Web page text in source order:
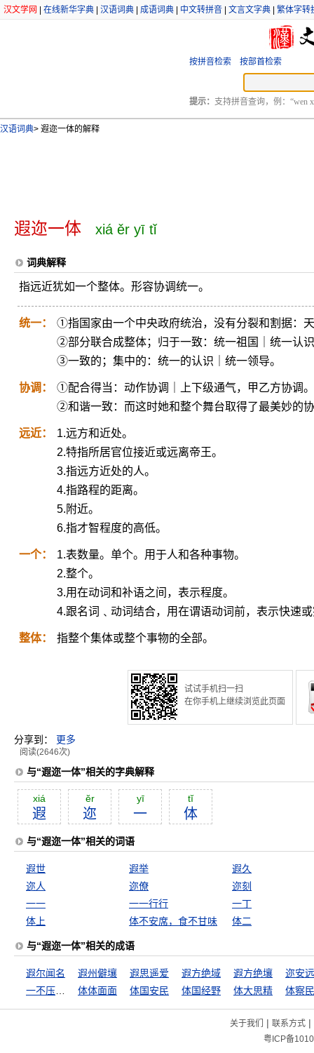
汉文学网 在线新华字典 汉语词典 成语词典 中文转拼音 文言文字典 繁体字转
按拼音检索 按部首检索
提示： 支持拼音查询，例：“wen
汉语词典> 遐迩一体的解释
遐迩一体 xiá ěr yī tǐ
词典解释
指远近犹如一个整体。形容协调统一。
统一：
①指国家由一个中央政府统治，没有分裂和割据：
②部分联合成整体；归于一致：统一祖国｜统一认
③一致的；集中的：统一的认识｜统一领导。
协调：
①配合得当：动作协调｜上下级通气，甲乙方协调。
②和谐一致：而这时她和整个舞台取得了最美妙的
远近：
1.远方和近处。
2.特指所居官位接近或远离帝王。
3.指远方近处的人。
4.指路程的距离。
5.附近。
6.指才智程度的高低。
一个：
1.表数量。单个。用于人和各种事物。
2.整个。
3.用在动词和补语之间，表示程度。
4.跟名词﹑动词结合，用在谓语动词前，表示快速
整体： 指整个集体或整个事物的全部。
试试手机扫一扫
在你手机上继续浏览此页面
分享到： 更多
阅读(2646次)
与“遐迩一体”相关的字典解释
xiá
遐
ĕr
迩
yī
一
tĭ
体
与“遐迩一体”相关的词语
遐世 遐举
遐久
迩人
迩僚
迩刻
一一
一一行行
一丁
体上
体不安席，食不甘味 体二
与“遐迩一体”相关的成语
遐尔闻名 遐州僻壤 遐思遥爱 遐方绝域 遐方绝壤
迩安
体体面面 体国安民 体国经野 体大思精 体察
关于我们 | 联系方式|
粤ICP备